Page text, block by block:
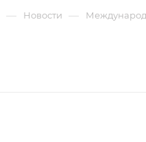
— Новости —